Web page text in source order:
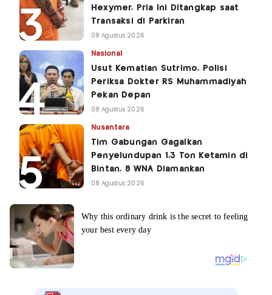
Hexymer, Pria Ini Ditangkap saat
Transaksi di Parkiran
08 Agustus 2026
Nasional
Usut Kematian Sutrimo, Polisi
Periksa Dokter RS Muhammadiyah
Pekan Depan
08 Agustus 2026
Nusantara
Tim Gabungan Gagalkan
Penyelundupan 1,3 Ton Ketamin di
Bintan, 8 WNA Diamankan
08 Agustus 2026